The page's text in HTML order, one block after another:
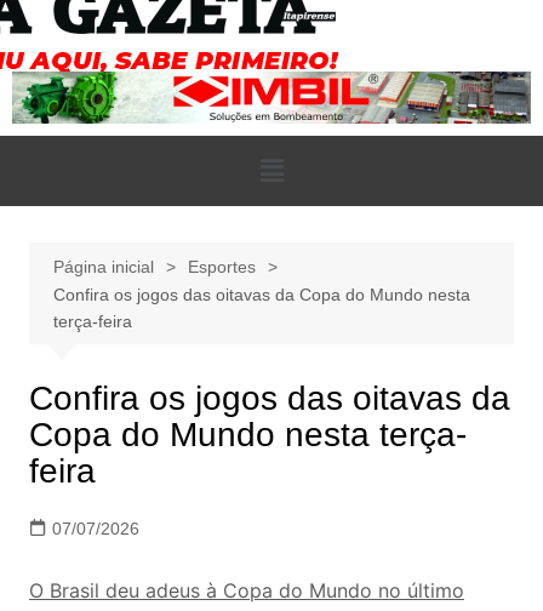
Página inicial
Esportes
Confira os jogos das oitavas da Copa do Mundo nesta
terça-feira
Confira os jogos das oitavas da
Copa do Mundo nesta terça-
feira
07/07/2026
O Brasil deu adeus à Copa do Mundo no último